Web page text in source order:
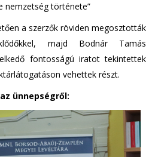
nemzetség története”
a szerzők röviden megosztották
majd Bodnár Tamás
fontosságú iratot tekintettek
vehettek részt.
ünnepségről: